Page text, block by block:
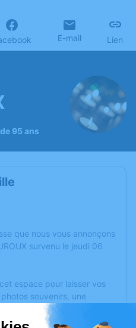
E-mail Lien
95 ans
que nous vous annonçons
survenu le jeudi 06
espace pour laisser vos
souvenirs, une
à travers des poèmes
lieu d'expression dédié à